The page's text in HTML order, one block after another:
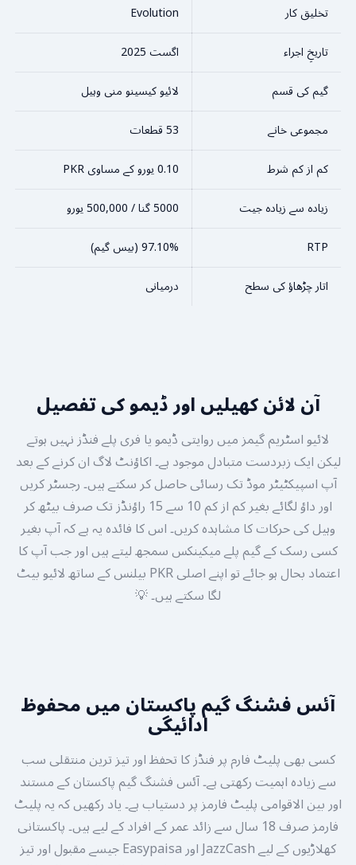
تخلیق کار
Evolution
تاریخِ اجراء
اگست 2025
گیم کی قسم
لائیو کیسینو منی وہیل
مجموعی خانے
53 قطعات
کم از کم شرط
0.10 یورو کے مساوی PKR
زیادہ سے زیادہ جیت
5000 گنا / 500,000 یورو
RTP
97.10% (بیس گیم)
اتار چڑھاؤ کی سطح
درمیانی
آن لائن کھیلیں اور ڈیمو کی تفصیل
لائیو اسٹریم گیمز میں روایتی ڈیمو یا فری پلے فنڈز نہیں ہوتے
لیکن ایک زبردست متبادل موجود ہے۔ اکاؤنٹ لاگ ان کرنے کے بعد
آپ اسپیکٹیٹر موڈ تک رسائی حاصل کر سکتے ہیں۔ رجسٹر کریں
اور داؤ لگائے بغیر کم از کم 10 سے 15 راؤنڈز تک صرف بیٹھ کر
وہیل کی حرکات کا مشاہدہ کریں۔ اس کا فائدہ یہ ہے کہ آپ بغیر
کسی رسک کے گیم پلے میکینکس سمجھ لیتے ہیں اور جب آپ کا
اعتماد بحال ہو جائے تو اپنے اصلی PKR بیلنس کے ساتھ لائیو بیٹ
لگا سکتے ہیں۔ 💡
آئس فشنگ گیم پاکستان میں محفوظ
ادائیگی
کسی بھی پلیٹ فارم پر فنڈز کا تحفظ اور تیز ترین منتقلی سب
سے زیادہ اہمیت رکھتی ہے۔ آئس فشنگ گیم پاکستان کے مستند
اور بین الاقوامی پلیٹ فارمز پر دستیاب ہے۔ یاد رکھیں کہ یہ پلیٹ
فارمز صرف 18 سال سے زائد عمر کے افراد کے لیے ہیں۔ پاکستانی
کھلاڑیوں کے لیے JazzCash اور Easypaisa جیسے مقبول اور تیز